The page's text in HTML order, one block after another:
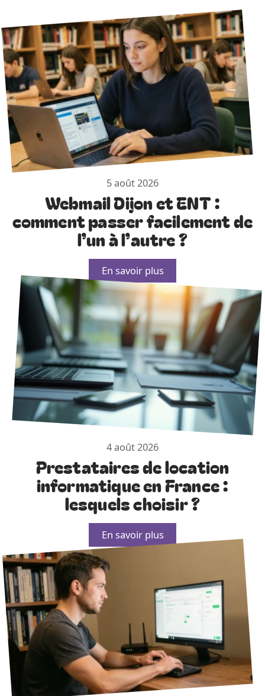
5 août 2026
Webmail Dijon et ENT :
comment passer facilement de
l’un à l’autre ?
En savoir plus
4 août 2026
Prestataires de location
informatique en France :
lesquels choisir ?
En savoir plus